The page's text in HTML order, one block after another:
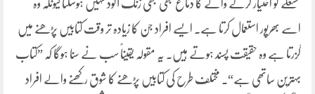
مشغلے کو اختیار کرنے والے کا دماغ کبھی بھی زنگ آلود نہیں ہوسکتا کیونکہ وہ
اسے بھرپور استعمال کرتا ہے۔ ایسے افراد جن کا زیادہ تر وقت کتابیں پڑھنے میں
گزرتا ہے وہ حقیقت پسند ہوتے ہیں۔ یہ مقولہ یقیناً سب نے سنا ہوگا کہ ”کتاب
بہترین ساتھی ہے“۔ مختلف طرح کی کتابیں پڑھنے کا شوق رکھنے والے افراد